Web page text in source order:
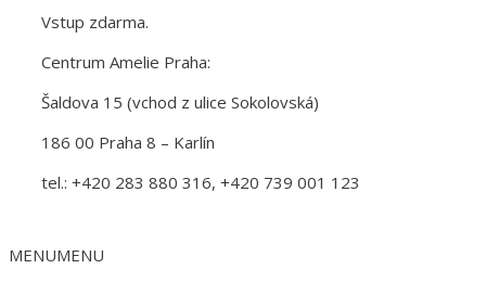
Vstup zdarma.
Centrum Amelie Praha:
Šaldova 15 (vchod z ulice Sokolovská)
186 00 Praha 8 – Karlín
tel.: +420 283 880 316, +420 739 001 123
MENUMENU